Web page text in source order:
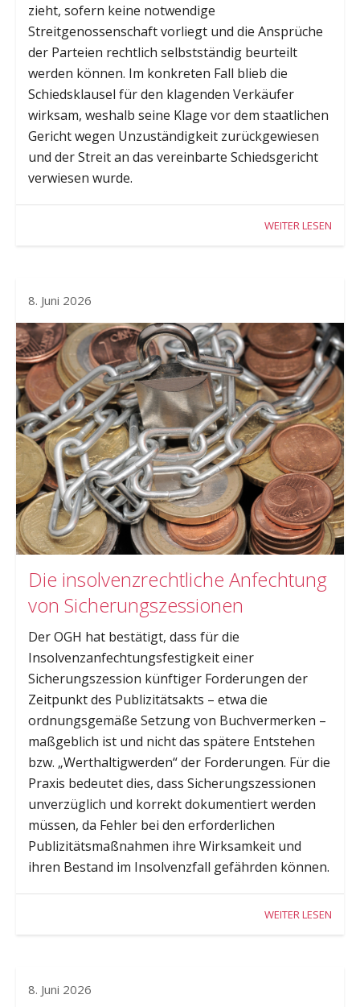
zieht, sofern keine notwendige
Streitgenossenschaft vorliegt und die Ansprüche
der Parteien rechtlich selbstständig beurteilt
werden können. Im konkreten Fall blieb die
Schiedsklausel für den klagenden Verkäufer
wirksam, weshalb seine Klage vor dem staatlichen
Gericht wegen Unzuständigkeit zurückgewiesen
und der Streit an das vereinbarte Schiedsgericht
verwiesen wurde.
WEITER LESEN
8. Juni 2026
Die insolvenzrechtliche Anfechtung
von Sicherungszessionen
Der OGH hat bestätigt, dass für die
Insolvenzanfechtungsfestigkeit einer
Sicherungszession künftiger Forderungen der
Zeitpunkt des Publizitätsakts – etwa die
ordnungsgemäße Setzung von Buchvermerken –
maßgeblich ist und nicht das spätere Entstehen
bzw. „Werthaltigwerden“ der Forderungen. Für die
Praxis bedeutet dies, dass Sicherungszessionen
unverzüglich und korrekt dokumentiert werden
müssen, da Fehler bei den erforderlichen
Publizitätsmaßnahmen ihre Wirksamkeit und
ihren Bestand im Insolvenzfall gefährden können.
WEITER LESEN
8. Juni 2026